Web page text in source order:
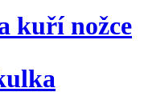
kuří nožce